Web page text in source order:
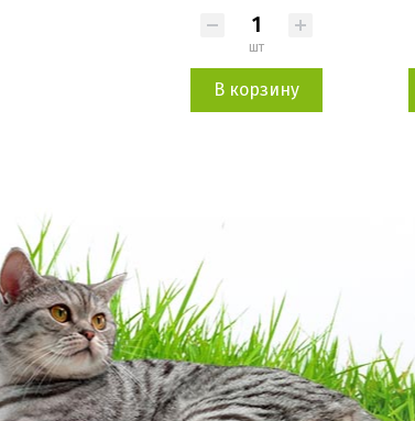
шт
В корзину